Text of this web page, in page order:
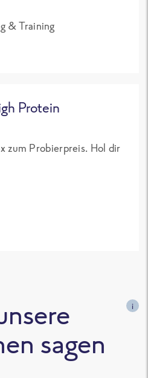
& Training
Protein
zum Probierpreis. Hol dir
sagen
i